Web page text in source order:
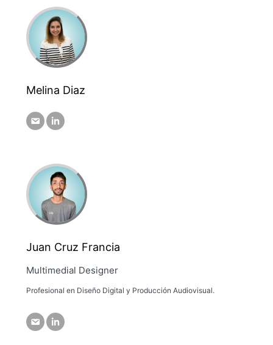
Melina Diaz
Juan Cruz Francia
Multimedial Designer
Profesional en Diseño Digital y Producción Audiovisual.